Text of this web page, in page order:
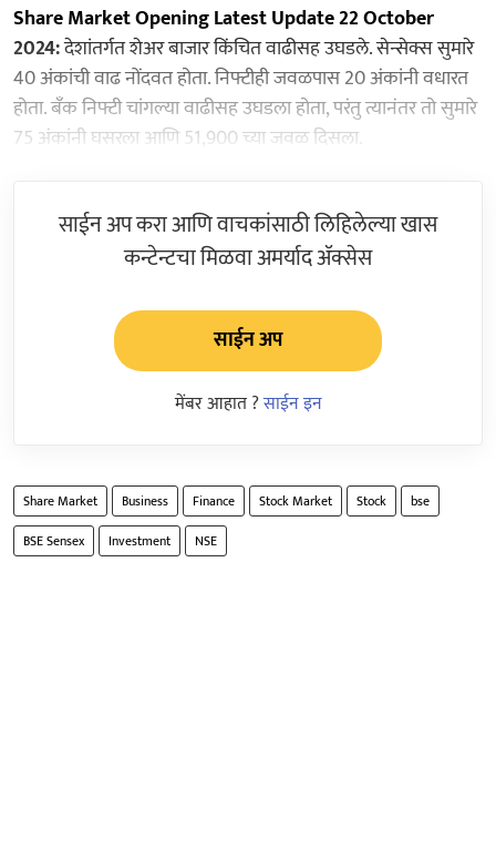
Share Market Opening Latest Update 22 October
2024:देशांतर्गत शेअर बाजार किंचित वाढीसह उघडले. सेन्सेक्स सुमारे
40 अंकांची वाढ नोंदवत होता. निफ्टीही जवळपास 20 अंकांनी वधारत
होता. बँक निफ्टी चांगल्या वाढीसह उघडला होता, परंतु त्यानंतर तो सुमारे
75 अंकांनी घसरला आणि 51,900 च्या जवळ दिसला.
साईन अप करा आणि वाचकांसाठी लिहिलेल्या खास
कन्टेन्टचा मिळवा अमर्याद ॲक्सेस
साईन अप
मेंबर आहात ?साईन इन
Share Market Business Finance Stock Market Stock
bse
BSE Sensex
Investment NSE